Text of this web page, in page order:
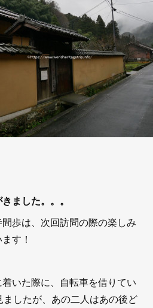
ました。。。
歩は、次回訪問の際の楽しみ
す！
いた際に、自転車を借りてい
したが、あの二人はあの後ど